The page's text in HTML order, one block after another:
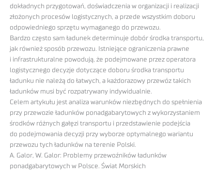
dokładnych przygotowań, doświadczenia w organizacji i realizacji
złożonych procesów logistycznych, a przede wszystkim doboru
odpowiedniego sprzętu wymaganego do przewozu.
Bardzo często sam ładunek determinuje dobór środka transportu,
jak również sposób przewozu. Istniejące ograniczenia prawne
i infrastrukturalne powodują, że podejmowane przez operatora
logistycznego decyzje dotyczące doboru środka transportu
ładunku nie należą do łatwych, a każdorazowy przewóz takich
ładunków musi być rozpatrywany indywidualnie.
Celem artykułu jest analiza warunków niezbędnych do spełnienia
przy przewozie ładunków ponadgabarytowych z wykorzystaniem
środków różnych gałęzi transportu i przedstawienie podejścia
do podejmowania decyzji przy wyborze optymalnego wariantu
przewozu tych ładunków na terenie Polski.
A. Galor, W. Galor: Problemy przewoźników ładunków
ponadgabarytowych w Polsce. Świat Morskich